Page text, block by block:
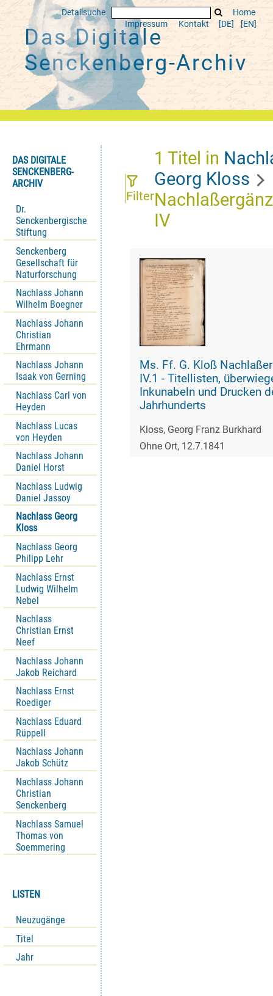
Detailsuche
Home
Impressum
Kontakt [DE] [EN]
Das Digitale
Senckenberg-Archiv
DAS DIGITALE
SENCKENBERG-
ARCHIV
Dr.
Senckenbergische
Stiftung
Senckenberg
Gesellschaft für
Naturforschung
Nachlass Johann
Wilhelm Boegner
Nachlass Johann
Christian
Ehrmann
Nachlass Johann
Isaak von Gerning
Nachlass Carl von
Heyden
Nachlass Lucas
von Heyden
Nachlass Johann
Daniel Horst
Nachlass Ludwig
Daniel Jassoy
Nachlass Georg
Kloss
Nachlass Georg
Philipp Lehr
Nachlass Ernst
Ludwig Wilhelm
Nebel
Nachlass
Christian Ernst
Neef
Nachlass Johann
Jakob Reichard
Nachlass Ernst
Roediger
Nachlass Eduard
Rüppell
Nachlass Johann
Jakob Schütz
Nachlass Johann
Christian
Senckenberg
Nachlass Samuel
Thomas von
Soemmering
LISTEN
Neuzugänge
Titel
Jahr
Filter
1 Titel in
Georg Kloss
IV
Ms. Ff. G. Kloß
IV.1 - Titellisten,
Inkunabeln und Drucken
Jahrhunderts
Kloss, Georg Franz Burkhard
Ohne Ort, 12.7.1841